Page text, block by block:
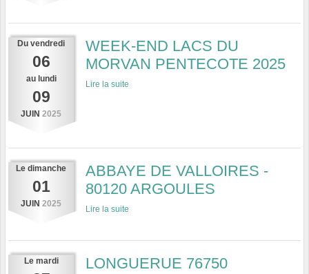
Du vendredi
06
au lundi
09
JUIN 2025
WEEK-END LACS DU
MORVAN PENTECOTE 2025
Lire la suite
Le dimanche
01
JUIN 2025
ABBAYE DE VALLOIRES -
80120 ARGOULES
Lire la suite
Le mardi LONGUERUE 76750